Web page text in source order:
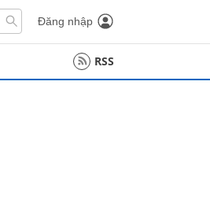
Đăng nhập
RSS